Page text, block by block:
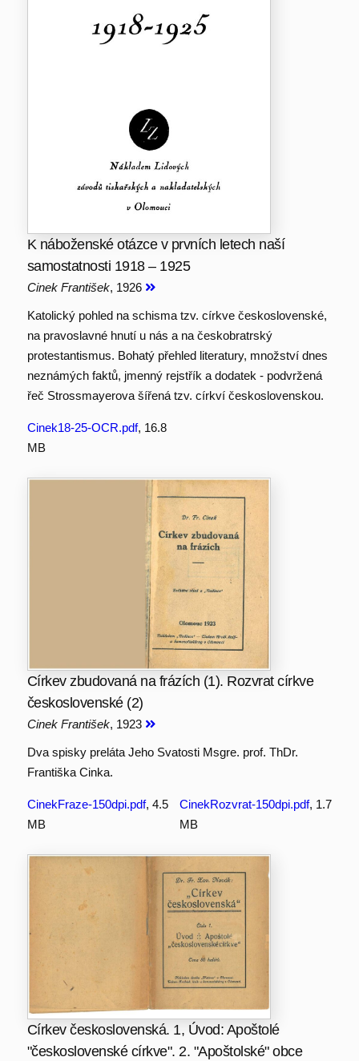
K náboženské otázce v prvních letech naší
samostatnosti 1918 – 1925
Cinek František, 1926
Katolický pohled na schisma tzv. církve československé,
na pravoslavné hnutí u nás a na českobratrský
protestantismus. Bohatý přehled literatury, množství dnes
neznámých faktů, jmenný rejstřík a dodatek - podvržená
řeč Strossmayerova šířená tzv. církví československou.
Cinek18-25-OCR.pdf, 16.8
MB
Církev zbudovaná na frázích (1). Rozvrat církve
československé (2)
Cinek František, 1923
Dva spisky preláta Jeho Svatosti Msgre. prof. ThDr.
Františka Cinka.
CinekFraze-150dpi.pdf, 4.5
MB
CinekRozvrat-150dpi.pdf, 1.7
MB
Církev československá. 1, Úvod: Apoštolé
"československé církve". 2. "Apoštolské" obce